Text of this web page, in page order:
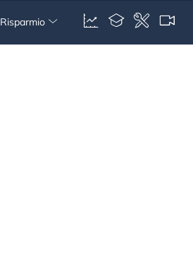
Risparmio